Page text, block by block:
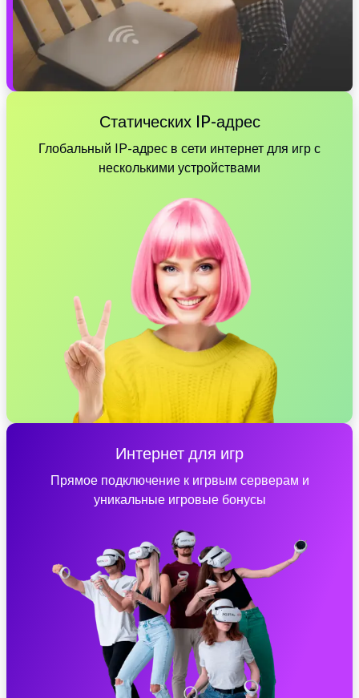
Статических IP-адрес
Глобальный IP-адрес в сети интернет для игр с
несколькими устройствами
Интернет для игр
Прямое подключение к игрвым серверам и
уникальные игровые бонусы